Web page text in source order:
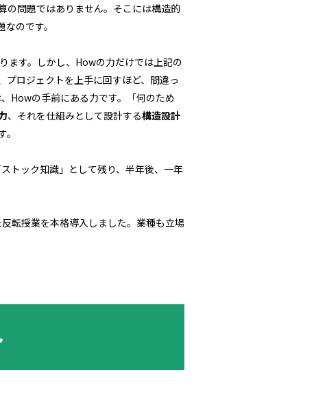
の問題ではありません。そこには構造的
のです。
ます。しかし、Howの力だけでは上記の
ロジェクトを上手に回すほど、間違っ
Howの手前にある力です。「何のため
、それを仕組みとして設計する構造設計
トック知識」として残り、半年後、一年
転授業を本格導入しました。業種も立場